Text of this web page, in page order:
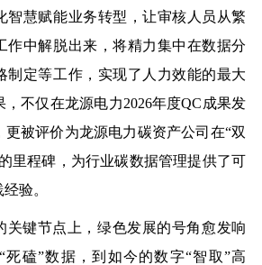
慧赋能业务转型，让审核人员从繁
作中解脱出来，将精力集中在数据分
制定等工作，实现了人力效能的最大
不仅在龙源电力2026年度QC成果发
被评价为龙源电力碳资产公司在“双
里程碑，为行业碳数据管理提供了可
验。
键节点上，绿色发展的号角愈发响
死磕”数据，到如今的数字“智取”高